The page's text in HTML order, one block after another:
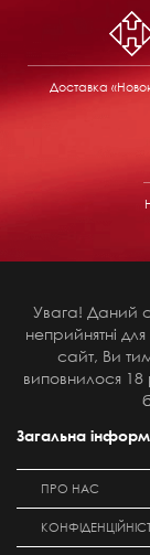
Доставка
Увага! Даний
неприйнятні
сайт, Ви
виповнилося
Загальна
ПРО НАС